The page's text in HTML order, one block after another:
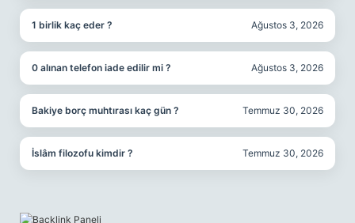
1 birlik kaç eder ? Ağustos 3, 2026
0 alınan telefon iade edilir mi ? Ağustos 3, 2026
Bakiye borç muhtırası kaç gün ? Temmuz 30, 2026
İslâm filozofu kimdir ? Temmuz 30, 2026